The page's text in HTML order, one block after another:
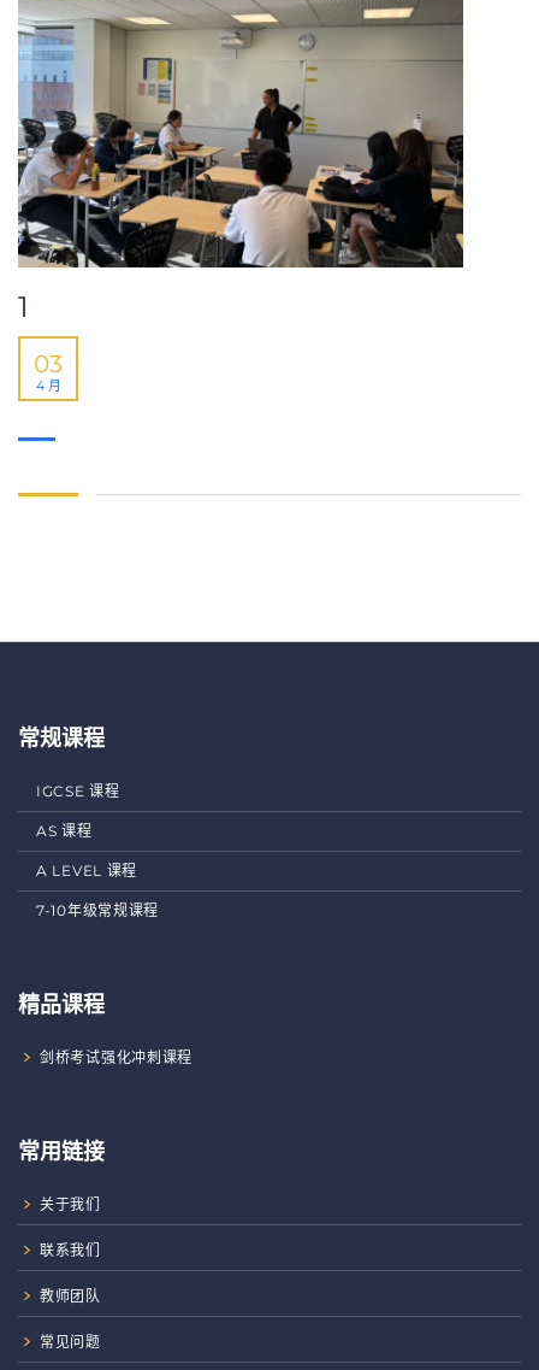
1
03
4 月
常规课程
IGCSE 课程
AS 课程
A LEVEL 课程
7-10年级常规课程
精品课程
剑桥考试强化冲刺课程
常用链接
关于我们
联系我们
教师团队
常见问题